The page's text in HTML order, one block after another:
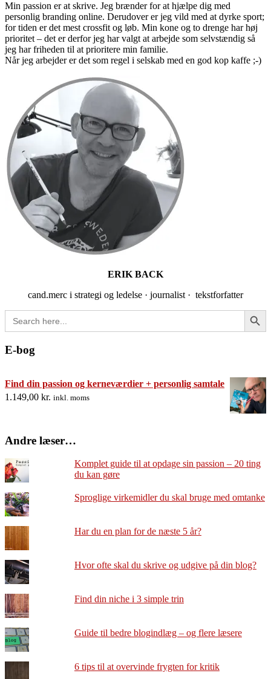
Min passion er at skrive. Jeg brænder for at hjælpe dig med
personlig branding online. Derudover er jeg vild med at dyrke sport;
for tiden er det mest crossfit og løb. Min kone og to drenge har høj
prioritet – det er derfor jeg har valgt at arbejde som selvstændig så
jeg har friheden til at prioritere min familie.
Når jeg arbejder er det som regel i selskab med en god kop kaffe ;-)
Sidebar
ERIK BACK
cand.merc i strategi og ledelse · journalist · tekstforfatter
Search
for:
Search Button
E-bog
Find din passion og kerneværdier + personlig samtale
1.149,00 kr. inkl. moms
Andre læser…
Komplet guide til at opdage sin passion – 20 ting
du kan gøre
Sproglige virkemidler du skal bruge med omtanke
Har du en plan for de næste 5 år?
Hvor ofte skal du skrive og udgive på din blog?
Find din niche i 3 simple trin
Guide til bedre blogindlæg – og flere læsere
6 tips til at overvinde frygten for kritik